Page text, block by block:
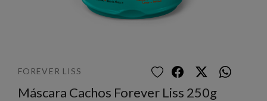
FOREVER LISS
Máscara Cachos Forever Liss 250g